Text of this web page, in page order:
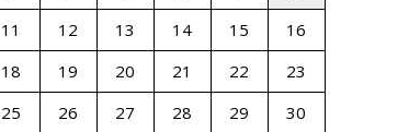
11 12 13 14 15
16
18 19 20 21 22
23
25 26 27 28 29
30